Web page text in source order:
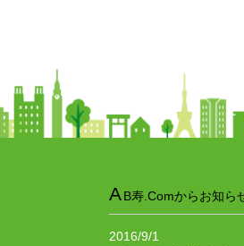
AB寿.Comからお知ら
2016/9/1